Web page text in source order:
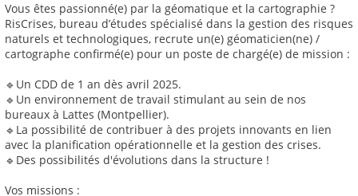
Vous êtes passionné(e) par la géomatique et la cartographie ?
RisCrises, bureau d’études spécialisé dans la gestion des risques
naturels et technologiques, recrute un(e) géomaticien(ne) /
cartographe confirmé(e) pour un poste de chargé(e) de mission :
🔹Un CDD de 1 an dès avril 2025.
🔹Un environnement de travail stimulant au sein de nos
bureaux à Lattes (Montpellier).
🔹La possibilité de contribuer à des projets innovants en lien
avec la planification opérationnelle et la gestion des crises.
🔹Des possibilités d'évolutions dans la structure !
Vos missions :